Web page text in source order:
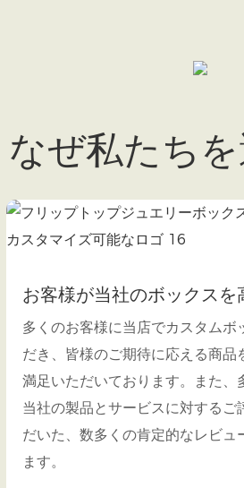
なぜ私たち
お客様が当社のボックスを
多くのお客様に当店でカスタムボ
だき、皆様のご期待に応える商品
満足いただいております。また、
当社の製品とサービスに対するご
だいた、数多くの肯定的なレビュ
ます。